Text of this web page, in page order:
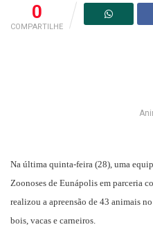
0
COMPARTILHE
Na última quinta-feira (28), uma
Zoonoses de Eunápolis em parceria
realizou a apreensão de 43 animais
bois, vacas e carneiros.